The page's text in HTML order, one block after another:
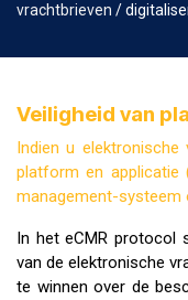
vrachtbrieven /
Veiligheid van
Indien u
platform en applicatie
management-
In het eCMR protocol
van de elektronische
te winnen over de